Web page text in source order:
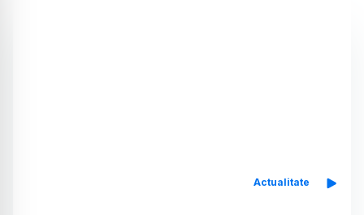
Actualitate